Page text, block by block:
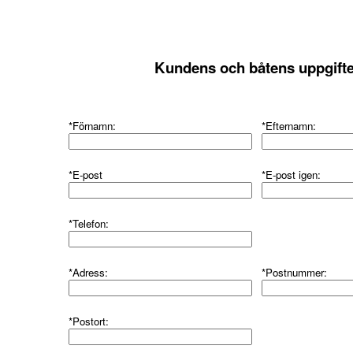
Kundens och båtens
*Förnamn: *Efternamn:
*E-post *E-post igen:
*Telefon:
*Adress: *Postnummer:
*Postort: